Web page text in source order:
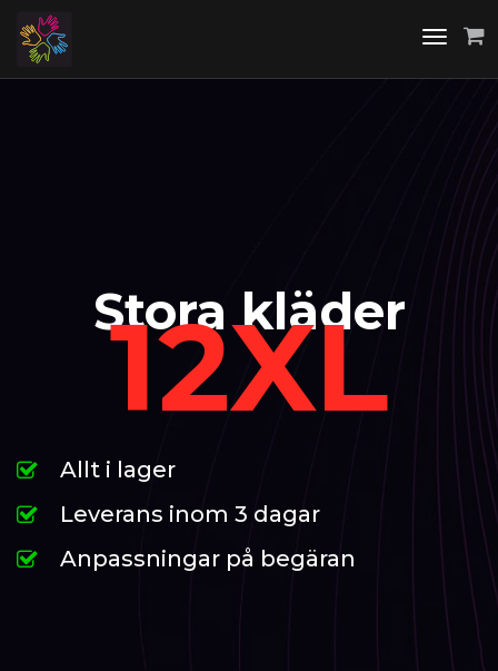
Toggle
Stora kläder
12XL
Allt i lager
Leverans inom 3 dagar
Anpassningar på begäran